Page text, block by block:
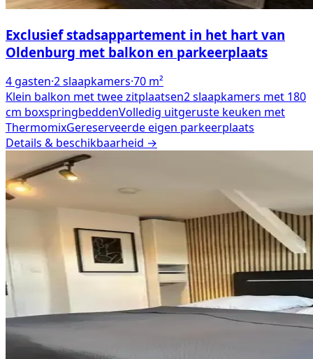
Exclusief stadsappartement in het hart van
Oldenburg met balkon en parkeerplaats
4gasten·2slaapkamers·70 m²
Klein balkon met twee zitplaatsen2 slaapkamers met 180
cm boxspringbeddenVolledig uitgeruste keuken met
ThermomixGereserveerde eigen parkeerplaats
Details & beschikbaarheid →